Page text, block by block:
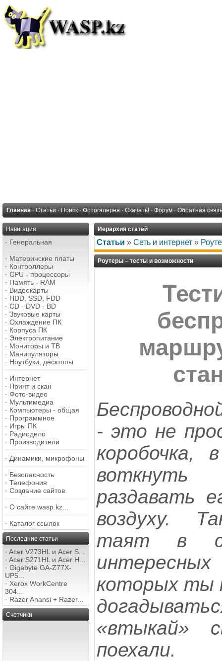
Главная · Статьи · Поиск · Фотогалерея · Скачать! · Форум · Обратная связь
Навигация
· Генеральная
· Материнские платы
· Контроллеры
· CPU - процессоры
· Память - RAM
· Видеокарты
· HDD, SSD, FDD
· CD - DVD - BD
· Звуковые карты
· Охлаждение ПК
· Корпуса ПК
· Электропитание
· Мониторы и ТВ
· Манипуляторы
· Ноутбуки, десктопы
· Интернет
· Принт и скан
· Фото-видео
· Мультимедиа
· Компьютеры - общая
· Программное
· Игры ПК
· Радиодело
· Производители
· Динамики, микрофоны
· Безопасность
· Телефония
· Создание сайтов
· О сайте wasp.kz...
· Каталог ссылок
Последние статьи
· Acer V273HL и Acer S...
· Acer S271HL и Acer H...
· Gigabyte GA-Z77X-
UP5...
· Xerox WorkCentre
304...
· Razer Anansi + Razer...
Счетчики
Иерархия статей
Статьи » Сеть и интернет »
Роутеры – тесты и возможности
- это не
коробочка,
воткнуть
раздавать
воздуху.
таят в
которых ты
«втыкай»
поехали.